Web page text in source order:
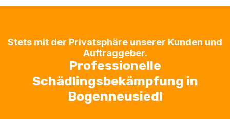
Stets mit der Privatsphäre unserer Kunden und
Auftraggeber.
Professionelle
Schädlingsbekämpfung in
Bogenneusiedl